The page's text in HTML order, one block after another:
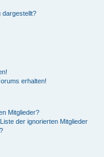
dargestellt?
erhalten!
Mitglieder?
der ignorierten Mitglieder